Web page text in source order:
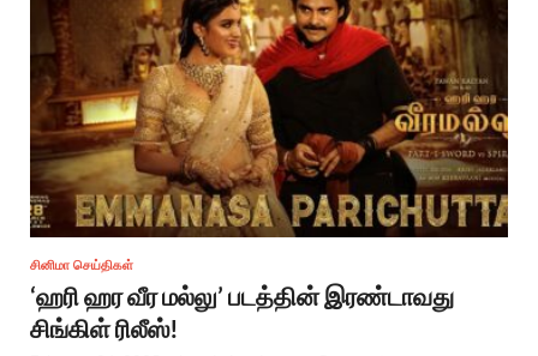
சினிமா செய்திகள்
‘ஹரி ஹர வீர மல்லு’ படத்தின் இரண்டாவது
சிங்கிள் ரிலீஸ்!